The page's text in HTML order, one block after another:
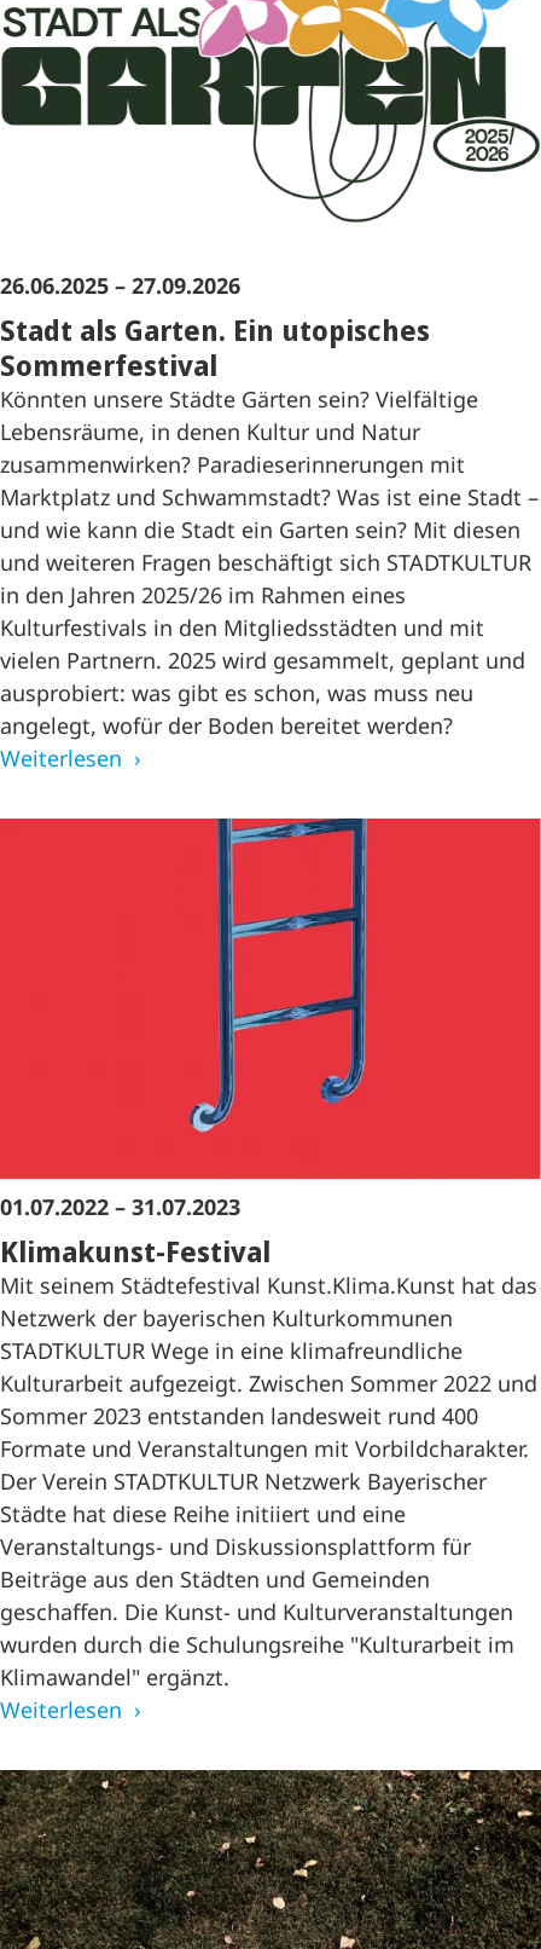
26.06.2025 – 27.09.2026
Stadt als Garten. Ein utopisches
Sommerfestival
Könnten unsere Städte Gärten sein? Vielfältige
Lebensräume, in denen Kultur und Natur
zusammenwirken? Paradieserinnerungen mit
Marktplatz und Schwammstadt? Was ist eine Stadt –
und wie kann die Stadt ein Garten sein? Mit diesen
und weiteren Fragen beschäftigt sich STADTKULTUR
in den Jahren 2025/26 im Rahmen eines
Kulturfestivals in den Mitgliedsstädten und mit
vielen Partnern. 2025 wird gesammelt, geplant und
ausprobiert: was gibt es schon, was muss neu
angelegt, wofür der Boden bereitet werden?
Weiterlesen
01.07.2022 – 31.07.2023
Klimakunst-Festival
Mit seinem Städtefestival Kunst.Klima.Kunst hat das
Netzwerk der bayerischen Kulturkommunen
STADTKULTUR Wege in eine klimafreundliche
Kulturarbeit aufgezeigt. Zwischen Sommer 2022 und
Sommer 2023 entstanden landesweit rund 400
Formate und Veranstaltungen mit Vorbildcharakter.
Der Verein STADTKULTUR Netzwerk Bayerischer
Städte hat diese Reihe initiiert und eine
Veranstaltungs- und Diskussionsplattform für
Beiträge aus den Städten und Gemeinden
geschaffen. Die Kunst- und Kulturveranstaltungen
wurden durch die Schulungsreihe "Kulturarbeit im
Klimawandel" ergänzt.
Weiterlesen